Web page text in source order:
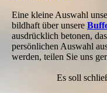
Eine kleine Auswahl
bildhaft über unsere
ausdrücklich betonen,
persönlichen Auswahl
werden, teilen Sie uns
Es soll